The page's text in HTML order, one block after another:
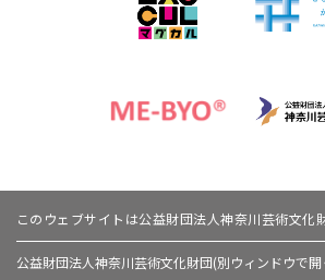
このウェブサイトは公益財団法人神奈川芸術文化
公益財団法人神奈川芸術文化財団(別ウィンドウで開